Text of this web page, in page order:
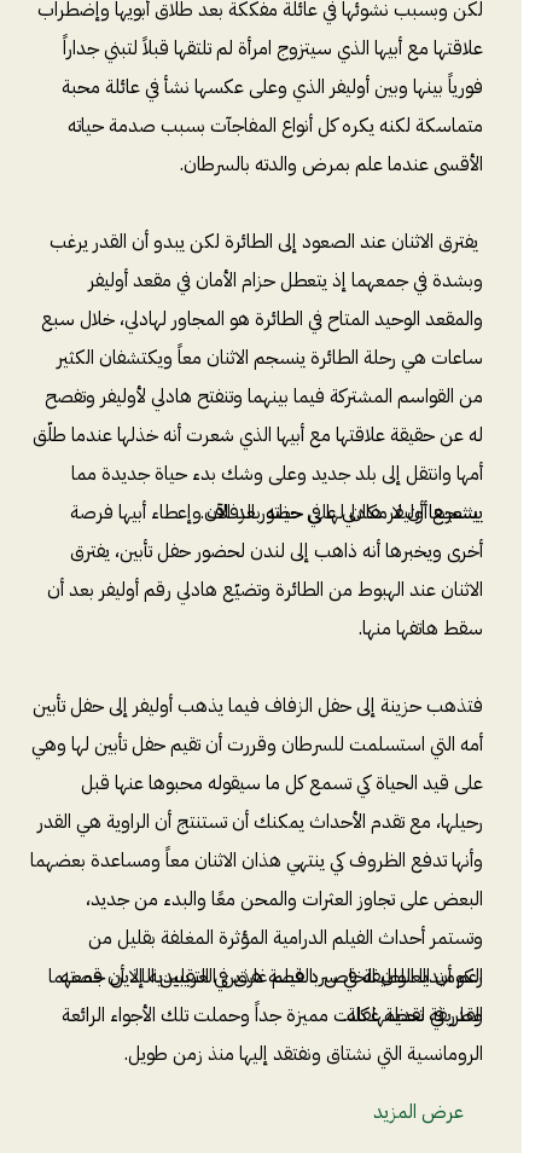
لكن وبسبب نشوئها في عائلة مفككة بعد طلاق أبويها وإضطراب
علاقتها مع أبيها الذي سيتزوج امرأة لم تلتقها قبلاً لتبني جداراً
فورياً بينها وبين أوليفر الذي وعلى عكسها نشأ في عائلة محبة
متماسكة لكنه يكره كل أنواع المفاجآت بسبب صدمة حياته
الأقسى عندما علم بمرض والدته بالسرطان.
يفترق الاثنان عند الصعود إلى الطائرة لكن يبدو أن القدر يرغب
وبشدة في جمعهما إذ يتعطل حزام الأمان في مقعد أوليفر
والمقعد الوحيد المتاح في الطائرة هو المجاور لهادلي، خلال سبع
ساعات هي رحلة الطائرة ينسجم الاثنان معاً ويكتشفان الكثير
من القواسم المشتركة فيما بينهما وتنفتح هادلي لأوليفر وتفصح
له عن حقيقة علاقتها مع أبيها الذي شعرت أنه خذلها عندما طلّق
أمها وانتقل إلى بلد جديد وعلى وشك بدء حياة جديدة مما
يشعرها أن لا مكان لها في حياته بعد الآن.
يشجع أوليفر هادلي على حضور الزفاف وإعطاء أبيها فرصة
أخرى ويخبرها أنه ذاهب إلى لندن لحضور حفل تأبين، يفترق
الاثنان عند الهبوط من الطائرة وتضيّع هادلي رقم أوليفر بعد أن
سقط هاتفها منها.
فتذهب حزينة إلى حفل الزفاف فيما يذهب أوليفر إلى حفل تأبين
أمه التي استسلمت للسرطان وقررت أن تقيم حفل تأبين لها وهي
على قيد الحياة كي تسمع كل ما سيقوله محبوها عنها قبل
رحيلها، مع تقدم الأحداث يمكنك أن تستنتج أن الراوية هي القدر
وأنها تدفع الظروف كي ينتهي هذان الاثنان معاً ومساعدة بعضهما
البعض على تجاوز العثرات والمحن معًا والبدء من جديد،
وتستمر أحداث الفيلم الدرامية المؤثرة المغلفة بقليل من
الكوميديا اللطيفة في سرد قصة هذين الغريبين اللذين جمعهما
القدر في لحظة غفلة.
رغم أن العنوان الخاص بالفيلم غارق في التقليدية إلا أن قصته
وطريقة تقديمها كانت مميزة جداً وحملت تلك الأجواء الرائعة
الرومانسية التي نشتاق ونفتقد إليها منذ زمن طويل.
عرض المزيد